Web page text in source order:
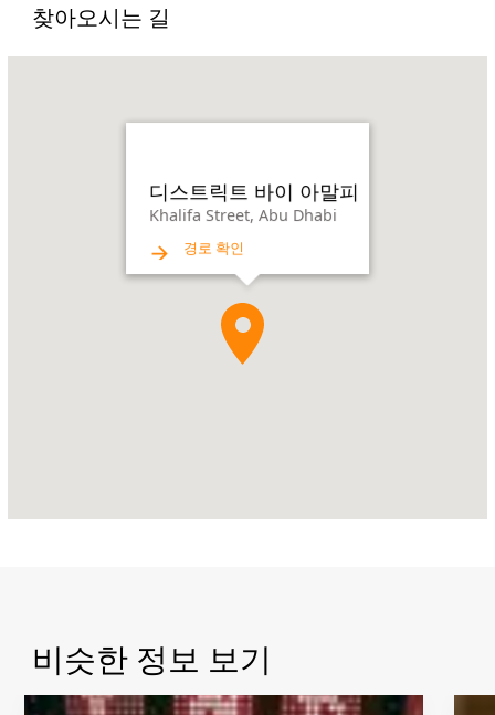
찾아오시는 길
디스트릭트 바이 아말피
Khalifa Street, Abu Dhabi
경로 확인
비슷한 정보 보기